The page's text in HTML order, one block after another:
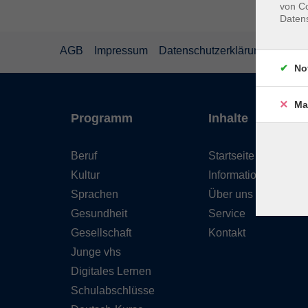
AGB Impressum Datenschutzerklärung
Programm
Beruf
Kultur
Sprachen
Gesundheit
Gesellschaft
Junge vhs
Digitales Lernen
Schulabschlüsse
Inhalte
Startseite
Informationen
Über uns
Service
Kontakt
von